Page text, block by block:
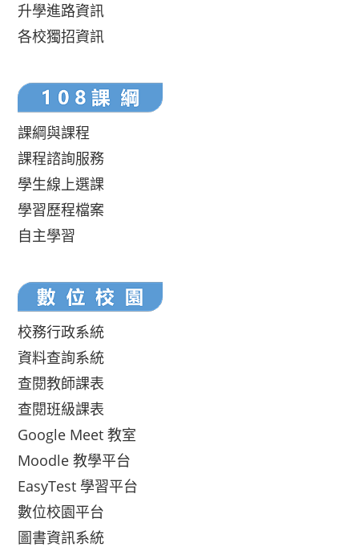
升學進路資訊
各校獨招資訊
課綱與課程
課程諮詢服務
學生線上選課
學習歷程檔案
自主學習
校務行政系統
資料查詢系統
查閱教師課表
查閱班級課表
Google Meet 教室
Moodle 教學平台
EasyTest 學習平台
數位校園平台
圖書資訊系統